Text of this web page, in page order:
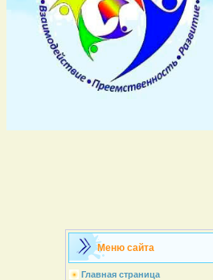
Меню сайта
Главная страница